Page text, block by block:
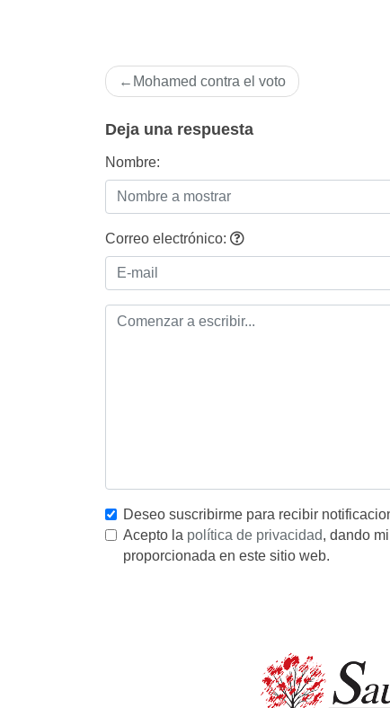
Navegación
de
entradas
Mohamed contra el voto
Deja una respuesta
Nombre:
Correo electrónico:
Deseo suscribirme para recibir
Acepto la política de privacidad, dando
proporcionada en este sitio web.